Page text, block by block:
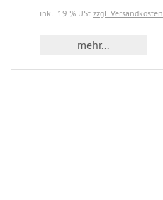
inkl. 19 % USt zzgl. Versandkosten
mehr...